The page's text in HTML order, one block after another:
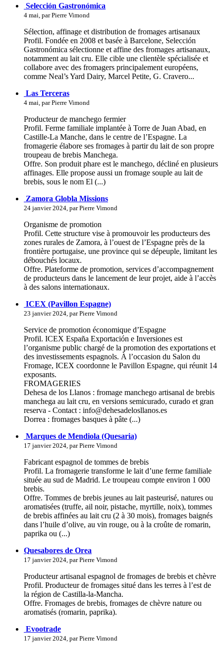
Selección Gastronómica
4 mai, par Pierre Vimond
Sélection, affinage et distribution de fromages artisanaux
Profil. Fondée en 2008 et basée à Barcelone, Selección
Gastronómica sélectionne et affine des fromages artisanaux,
notamment au lait cru. Elle cible une clientèle spécialisée et
collabore avec des fromagers principalement européens,
comme Neal’s Yard Dairy, Marcel Petite, G. Cravero...
Las Terceras
4 mai, par Pierre Vimond
Producteur de manchego fermier
Profil. Ferme familiale implantée à Torre de Juan Abad, en
Castille-La Manche, dans le centre de l’Espagne. La
fromagerie élabore ses fromages à partir du lait de son propre
troupeau de brebis Manchega.
Offre. Son produit phare est le manchego, décliné en plusieurs
affinages. Elle propose aussi un fromage souple au lait de
brebis, sous le nom El (...)
Zamora Globla Missions
24 janvier 2024, par Pierre Vimond
Organisme de promotion
Profil. Cette structure vise à promouvoir les producteurs des
zones rurales de Zamora, à l’ouest de l’Espagne près de la
frontière portugaise, une province qui se dépeuple, limitant les
débouchés locaux.
Offre. Plateforme de promotion, services d’accompagnement
de producteurs dans le lancement de leur projet, aide à l’accès
à des salons internationaux.
ICEX (Pavillon Espagne)
23 janvier 2024, par Pierre Vimond
Service de promotion économique d’Espagne
Profil. ICEX España Exportación e Inversiones est
l’organisme public chargé de la promotion des exportations et
des investissements espagnols. À l’occasion du Salon du
Fromage, ICEX coordonne le Pavillon Espagne, qui réunit 14
exposants.
FROMAGERIES
Dehesa de los Llanos : fromage manchego artisanal de brebis
manchega au lait cru, en versions semicurado, curado et gran
reserva - Contact : info@dehesadelosllanos.es
Dorrea : fromages basques à pâte (...)
Marques de Mendiola (Quesaria)
17 janvier 2024, par Pierre Vimond
Fabricant espagnol de tommes de brebis
Profil. La fromagerie transforme le lait d’une ferme familiale
située au sud de Madrid. Le troupeau compte environ 1 000
brebis.
Offre. Tommes de brebis jeunes au lait pasteurisé, natures ou
aromatisées (truffe, ail noir, pistache, myrtille, noix), tommes
de brebis affinées au lait cru (2 à 30 mois), fromages baignés
dans l’huile d’olive, au vin rouge, ou à la croûte de romarin,
paprika ou (...)
Quesabores de Orea
17 janvier 2024, par Pierre Vimond
Producteur artisanal espagnol de fromages de brebis et chèvre
Profil. Producteur de fromages situé dans les terres à l’est de
la région de Castilla-la-Mancha.
Offre. Fromages de brebis, fromages de chèvre nature ou
aromatisés (romarin, paprika).
Evootrade
17 janvier 2024, par Pierre Vimond